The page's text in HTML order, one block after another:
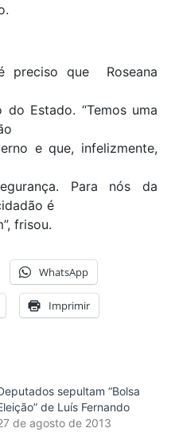
preciso que Roseana
Estado. “Temos uma
e que, infelizmente,
Para nós da
é
frisou.
WhatsApp
Imprimir
sepultam “Bolsa
de Luís Fernando
de agosto de 2013